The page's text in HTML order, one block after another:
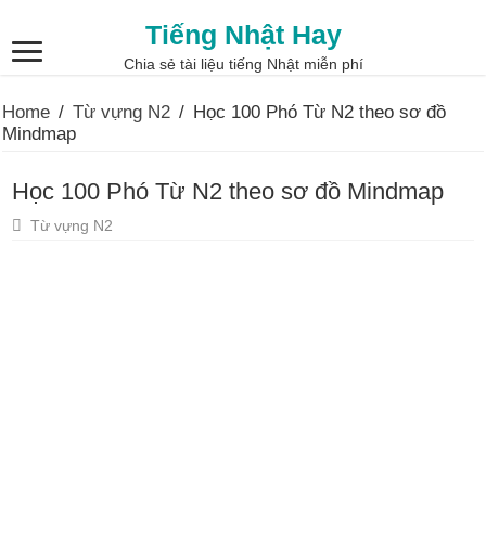
Tiếng Nhật Hay
Chia sẻ tài liệu tiếng Nhật miễn phí
Home / Từ vựng N2 / Học 100 Phó Từ N2 theo sơ đồ
Mindmap
Học 100 Phó Từ N2 theo sơ đồ Mindmap
Từ vựng N2